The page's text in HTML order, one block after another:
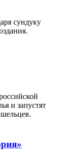
сундуку
и запустят